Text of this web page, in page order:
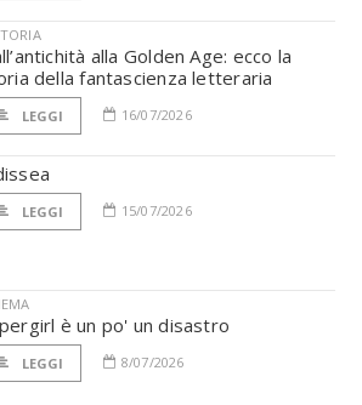
alla Golden Age: ecco la
della fantascienza letteraria
LEGGI 16/07/2026
LEGGI 15/07/2026
è un po' un disastro
LEGGI 8/07/2026